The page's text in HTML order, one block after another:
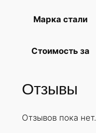
Марка стали
Стоимость за
Отзывы
Отзывов пока нет.